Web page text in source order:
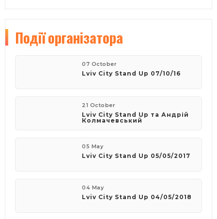
Подіїорганізатора
07 October
Lviv City Stand Up 07/10/16
21 October
Lviv City Stand Up та Андрій
Колмачевський
05 May
Lviv City Stand Up 05/05/2017
04 May
Lviv City Stand Up 04/05/2018